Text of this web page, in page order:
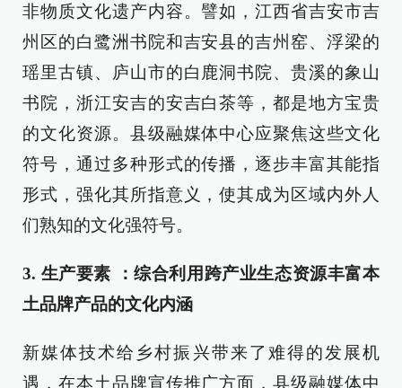
非物质文化遗产内容。譬如，江西省吉安市吉
州区的白鹭洲书院和吉安县的吉州窑、浮梁的
瑶里古镇、庐山市的白鹿洞书院、贵溪的象山
书院，浙江安吉的安吉白茶等，都是地方宝贵
的文化资源。县级融媒体中心应聚焦这些文化
符号，通过多种形式的传播，逐步丰富其能指
形式，强化其所指意义，使其成为区域内外人
们熟知的文化强符号。
3. 生产要素 ：综合利用跨产业生态资源丰富本
土品牌产品的文化内涵
新媒体技术给乡村振兴带来了难得的发展机
遇，在本土品牌宣传推广方面，县级融媒体中